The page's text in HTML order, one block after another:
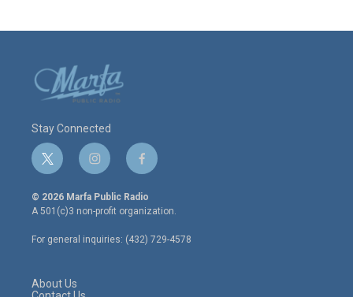
Stay Connected
t
w
i
t
e
r
i
n
s
t
a
g
r
f
a
c
e
o
o
© 2026 Marfa Public Radio
A 501(c)3 non-profit organization.
For general inquiries: (432) 729-4578
About Us